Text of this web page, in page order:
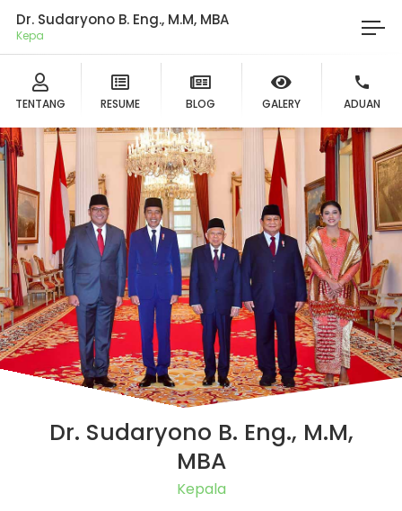
Dr. Sudaryono B. Eng., M.M, MBA
Ketua
TENTANG RESUME BLOG GALERY ADUAN
Dr. Sudaryono B. Eng., M.M,
MBA
Ketu